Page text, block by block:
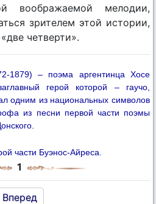
воображаемой мелодии,
зрителем этой истории,
четверти».
1879) – поэма аргентинца Хосе
герой которой – гаучо,
одним из национальных символов
из песни первой части поэмы
части Буэнос-Айреса.
1
Вперед